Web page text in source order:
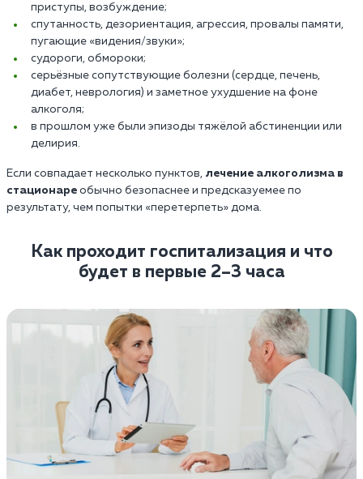
приступы, возбуждение;
спутанность, дезориентация, агрессия, провалы памяти,
пугающие «видения/звуки»;
судороги, обмороки;
серьёзные сопутствующие болезни (сердце, печень,
диабет, неврология) и заметное ухудшение на фоне
алкоголя;
в прошлом уже были эпизоды тяжёлой абстиненции или
делирия.
Если совпадает несколько пунктов, лечение алкоголизма в
стационаре обычно безопаснее и предсказуемее по
результату, чем попытки «перетерпеть» дома.
Как проходит госпитализация и что
будет в первые 2–3 часа